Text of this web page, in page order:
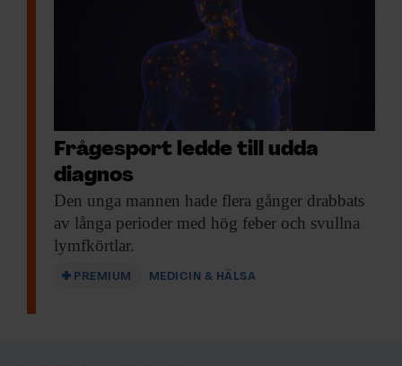
Frågesport ledde till udda
diagnos
Den unga mannen hade flera gånger drabbats
av långa perioder med hög feber och svullna
lymfkörtlar.
PREMIUM MEDICIN & HÄLSA